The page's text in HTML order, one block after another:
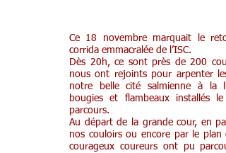
Ce 18 novembre marquait le
corrida emmacralée de l’ISC.
Dès 20h, ce sont près de 200
nous ont rejoints pour arpenter
notre belle cité salmienne à la
bougies et flambeaux installés
parcours.
Au départ de la grande cour, en
nos couloirs ou encore par le plan
courageux coureurs ont pu